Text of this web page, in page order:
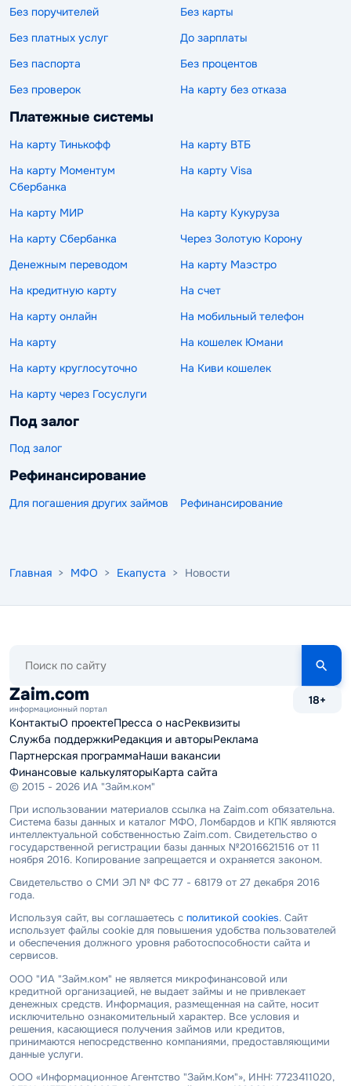
Без поручителей
Без карты
Без платных услуг
До зарплаты
Без паспорта
Без процентов
Без проверок
На карту без отказа
Платежные системы
На карту Тинькофф
На карту ВТБ
На карту Моментум
Сбербанка
На карту Visa
На карту МИР
На карту Кукуруза
На карту Сбербанка
Через Золотую Корону
Денежным переводом
На карту Маэстро
На кредитную карту
На счет
На карту онлайн
На мобильный телефон
На карту
На кошелек Юмани
На карту круглосуточно
На Киви кошелек
На карту через Госуслуги
Под залог
Под залог
Рефинансирование
Для погашения других займов Рефинансирование
Главная > МФО > Екапуста > Новости
сайту
Zaim.com
информационный портал
18+
КонтактыО проектеПресса о насРеквизиты
Служба поддержкиРедакция и авторыРеклама
Партнерская программаНаши вакансии
Финансовые калькуляторыКарта сайта
© 2015 - 2026 ИА "Займ.ком"
При использовании материалов ссылка на Zaim.com обязательна.
Система базы данных и каталог МФО, Ломбардов и КПК являются
интеллектуальной собственностью Zaim.com. Свидетельство о
государственной регистрации базы данных №2016621516 от 11
ноября 2016. Копирование запрещается и охраняется законом.
Свидетельство о СМИ ЭЛ № ФС 77 - 68179 от 27 декабря 2016
года.
Используя сайт, вы соглашаетесь с политикой cookies. Сайт
использует файлы cookie для повышения удобства пользователей
и обеспечения должного уровня работоспособности сайта и
сервисов.
ООО "ИА "Займ.ком" не является микрофинансовой или
кредитной организацией, не выдает займы и не привлекает
денежных средств. Информация, размещенная на сайте, носит
исключительно ознакомительный характер. Все условия и
решения, касающиеся получения займов или кредитов,
принимаются непосредственно компаниями, предоставляющими
данные услуги.
ООО «Информационное Агентство "Займ.Ком"», ИНН: 7723411020,